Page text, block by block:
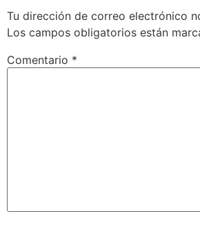
Tu dirección de correo electrónico
Los campos obligatorios están
Comentario *